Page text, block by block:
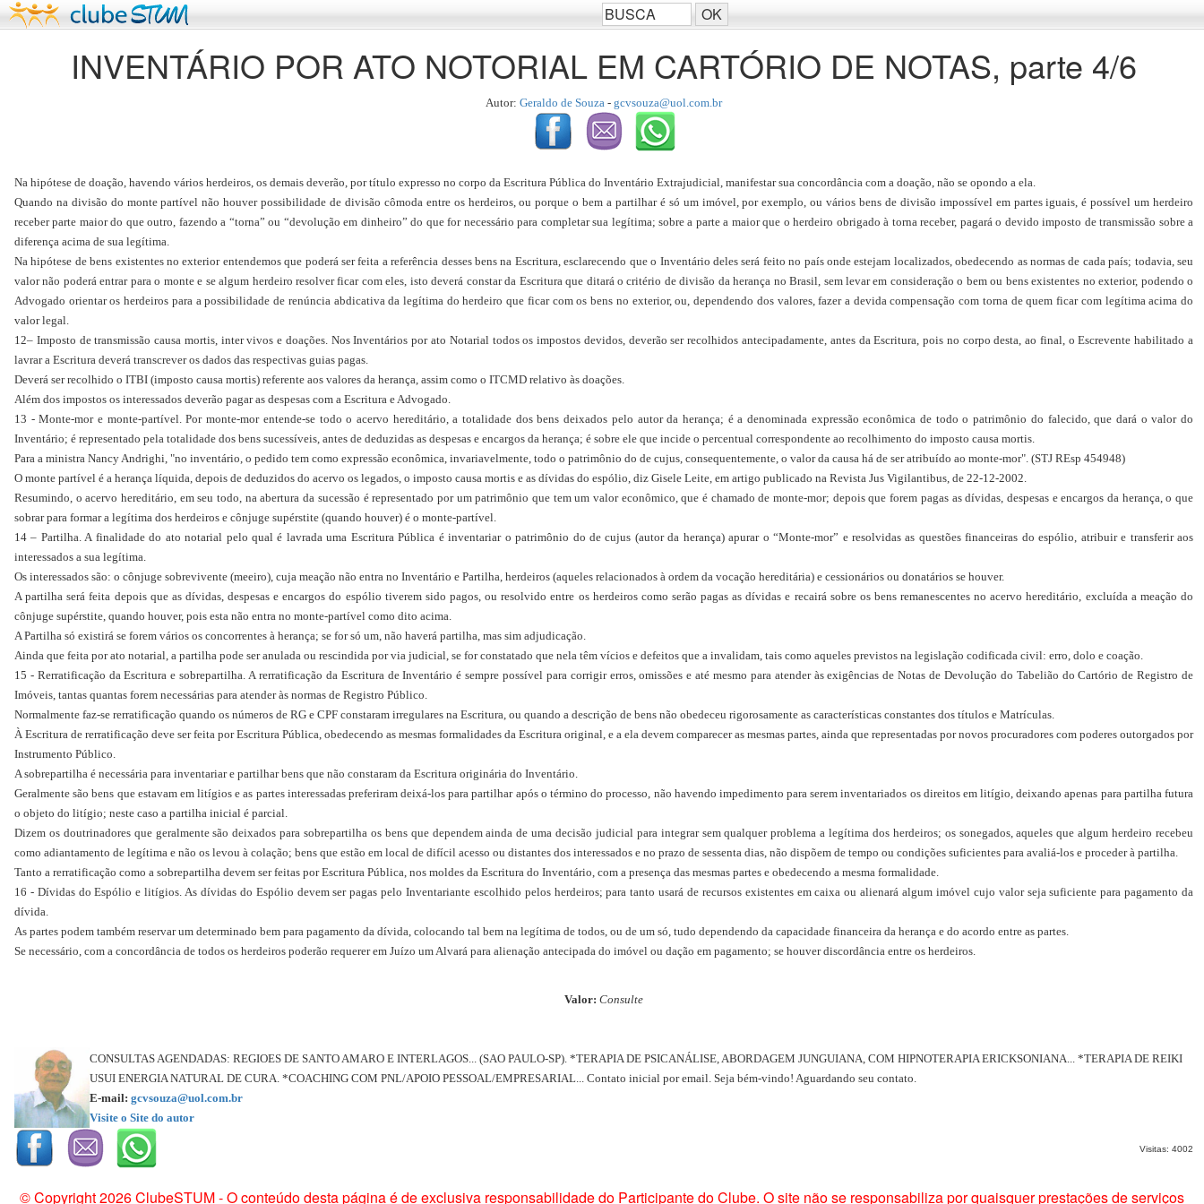
INVENTÁRIO POR ATO NOTORIAL EM CARTÓRIO DE NOTAS, parte 4/6
Autor: Geraldo de Souza - gcvsouza@uol.com.br
Na hipótese de doação, havendo vários herdeiros, os demais deverão, por título expresso no corpo da Escritura Pública do Inventário Extrajudicial, manifestar sua concordância com a doação, não se opondo a ela.
Quando na divisão do monte partível não houver possibilidade de divisão cômoda entre os herdeiros, ou porque o bem a partilhar é só um imóvel, por exemplo, ou vários bens de divisão impossível em partes iguais, é possível um herdeiro
receber parte maior do que outro, fazendo a “torna” ou “devolução em dinheiro” do que for necessário para completar sua legítima; sobre a parte a maior que o herdeiro obrigado à torna receber, pagará o devido imposto de transmissão sobre a
diferença acima de sua legítima.
Na hipótese de bens existentes no exterior entendemos que poderá ser feita a referência desses bens na Escritura, esclarecendo que o Inventário deles será feito no país onde estejam localizados, obedecendo as normas de cada país; todavia, seu
valor não poderá entrar para o monte e se algum herdeiro resolver ficar com eles, isto deverá constar da Escritura que ditará o critério de divisão da herança no Brasil, sem levar em consideração o bem ou bens existentes no exterior, podendo o
Advogado orientar os herdeiros para a possibilidade de renúncia abdicativa da legítima do herdeiro que ficar com os bens no exterior, ou, dependendo dos valores, fazer a devida compensação com torna de quem ficar com legítima acima do
valor legal.
12– Imposto de transmissão causa mortis, inter vivos e doações. Nos Inventários por ato Notarial todos os impostos devidos, deverão ser recolhidos antecipadamente, antes da Escritura, pois no corpo desta, ao final, o Escrevente habilitado a
lavrar a Escritura deverá transcrever os dados das respectivas guias pagas.
Deverá ser recolhido o ITBI (imposto causa mortis) referente aos valores da herança, assim como o ITCMD relativo às doações.
Além dos impostos os interessados deverão pagar as despesas com a Escritura e Advogado.
13 - Monte-mor e monte-partível. Por monte-mor entende-se todo o acervo hereditário, a totalidade dos bens deixados pelo autor da herança; é a denominada expressão econômica de todo o patrimônio do falecido, que dará o valor do
Inventário; é representado pela totalidade dos bens sucessíveis, antes de deduzidas as despesas e encargos da herança; é sobre ele que incide o percentual correspondente ao recolhimento do imposto causa mortis.
Para a ministra Nancy Andrighi, "no inventário, o pedido tem como expressão econômica, invariavelmente, todo o patrimônio do de cujus, consequentemente, o valor da causa há de ser atribuído ao monte-mor". (STJ REsp 454948)
O monte partível é a herança líquida, depois de deduzidos do acervo os legados, o imposto causa mortis e as dívidas do espólio, diz Gisele Leite, em artigo publicado na Revista Jus Vigilantibus, de 22-12-2002.
Resumindo, o acervo hereditário, em seu todo, na abertura da sucessão é representado por um patrimônio que tem um valor econômico, que é chamado de monte-mor; depois que forem pagas as dívidas, despesas e encargos da herança, o que
sobrar para formar a legítima dos herdeiros e cônjuge supérstite (quando houver) é o monte-partível.
14 – Partilha. A finalidade do ato notarial pelo qual é lavrada uma Escritura Pública é inventariar o patrimônio do de cujus (autor da herança) apurar o “Monte-mor” e resolvidas as questões financeiras do espólio, atribuir e transferir aos
interessados a sua legítima.
Os interessados são: o cônjuge sobrevivente (meeiro), cuja meação não entra no Inventário e Partilha, herdeiros (aqueles relacionados à ordem da vocação hereditária) e cessionários ou donatários se houver.
A partilha será feita depois que as dívidas, despesas e encargos do espólio tiverem sido pagos, ou resolvido entre os herdeiros como serão pagas as dívidas e recairá sobre os bens remanescentes no acervo hereditário, excluída a meação do
cônjuge supérstite, quando houver, pois esta não entra no monte-partível como dito acima.
A Partilha só existirá se forem vários os concorrentes à herança; se for só um, não haverá partilha, mas sim adjudicação.
Ainda que feita por ato notarial, a partilha pode ser anulada ou rescindida por via judicial, se for constatado que nela têm vícios e defeitos que a invalidam, tais como aqueles previstos na legislação codificada civil: erro, dolo e coação.
15 - Rerratificação da Escritura e sobrepartilha. A rerratificação da Escritura de Inventário é sempre possível para corrigir erros, omissões e até mesmo para atender às exigências de Notas de Devolução do Tabelião do Cartório de Registro de
Imóveis, tantas quantas forem necessárias para atender às normas de Registro Público.
Normalmente faz-se rerratificação quando os números de RG e CPF constaram irregulares na Escritura, ou quando a descrição de bens não obedeceu rigorosamente as características constantes dos títulos e Matrículas.
À Escritura de rerratificação deve ser feita por Escritura Pública, obedecendo as mesmas formalidades da Escritura original, e a ela devem comparecer as mesmas partes, ainda que representadas por novos procuradores com poderes outorgados por
Instrumento Público.
A sobrepartilha é necessária para inventariar e partilhar bens que não constaram da Escritura originária do Inventário.
Geralmente são bens que estavam em litígios e as partes interessadas preferiram deixá-los para partilhar após o término do processo, não havendo impedimento para serem inventariados os direitos em litígio, deixando apenas para partilha futura
o objeto do litígio; neste caso a partilha inicial é parcial.
Dizem os doutrinadores que geralmente são deixados para sobrepartilha os bens que dependem ainda de uma decisão judicial para integrar sem qualquer problema a legítima dos herdeiros; os sonegados, aqueles que algum herdeiro recebeu
como adiantamento de legítima e não os levou à colação; bens que estão em local de difícil acesso ou distantes dos interessados e no prazo de sessenta dias, não dispõem de tempo ou condições suficientes para avaliá-los e proceder à partilha.
Tanto a rerratificação como a sobrepartilha devem ser feitas por Escritura Pública, nos moldes da Escritura do Inventário, com a presença das mesmas partes e obedecendo a mesma formalidade.
16 - Dívidas do Espólio e litígios. As dívidas do Espólio devem ser pagas pelo Inventariante escolhido pelos herdeiros; para tanto usará de recursos existentes em caixa ou alienará algum imóvel cujo valor seja suficiente para pagamento da
dívida.
As partes podem também reservar um determinado bem para pagamento da dívida, colocando tal bem na legítima de todos, ou de um só, tudo dependendo da capacidade financeira da herança e do acordo entre as partes.
Se necessário, com a concordância de todos os herdeiros poderão requerer em Juízo um Alvará para alienação antecipada do imóvel ou dação em pagamento; se houver discordância entre os herdeiros.
Valor: Consulte
CONSULTAS AGENDADAS: REGIOES DE SANTO AMARO E INTERLAGOS... (SAO PAULO-SP). *TERAPIA DE PSICANÁLISE, ABORDAGEM JUNGUIANA, COM HIPNOTERAPIA ERICKSONIANA... *TERAPIA DE REIKI
USUI ENERGIA NATURAL DE CURA. *COACHING COM PNL/APOIO PESSOAL/EMPRESARIAL... Contato inicial por email. Seja bém-vindo! Aguardando seu contato.
E-mail: gcvsouza@uol.com.br
Visite o Site do autor
Visitas: 4002
© Copyright 2026 ClubeSTUM - O conteúdo desta página é de exclusiva responsabilidade do Participante do Clube. O site não se responsabiliza por quaisquer prestações de serviços